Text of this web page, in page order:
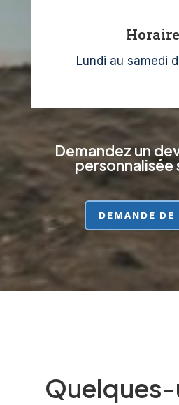
Lundi au samedi
Demandez un
personnalisée
DEMANDE DE
Quelques-